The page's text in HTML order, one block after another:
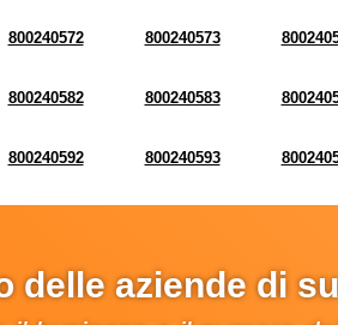
800240572 800240573
800240582 800240583
800240592 800240593
delle aziende di